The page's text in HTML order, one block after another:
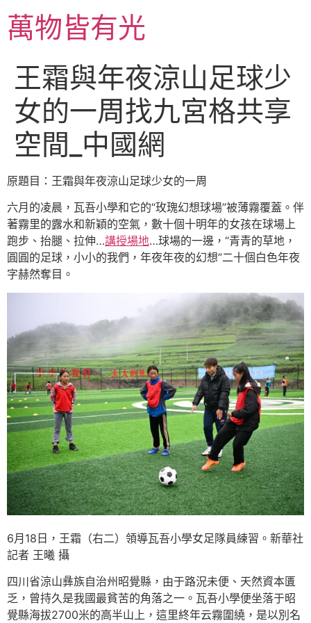
主萬物皆有光
王霜與年夜涼山足球少
女的一周找九宮格共享
空間_中國網
原題目：王霜與年夜涼山足球少女的一周
六月的凌晨，瓦吾小學和它的“玫瑰幻想球場”被薄霧覆蓋。伴
著霧里的露水和新穎的空氣，數十個十明年的女孩在球場上
跑步、抬腿、拉伸…講授場地…球場的一邊，“青青的草地，
圓圓的足球，小小的我們，年夜年夜的幻想”二十個白色年夜
字赫然奪目。
6月18日，王霜（右二）領導瓦吾小學女足隊員練習。新華社
記者 王曦 攝
四川省涼山彝族自治州昭覺縣，由于路況未便、天然資本匱
乏，曾持久是我國最貧苦的角落之一。瓦吾小學便坐落于昭
覺縣海拔2700米的高半山上，這里終年云霧圍繞，是以別名